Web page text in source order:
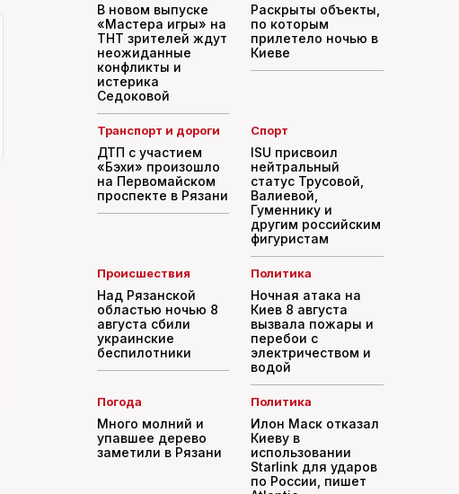
В новом выпуске
«Мастера игры» на
ТНТ зрителей ждут
неожиданные
конфликты и
истерика
Седоковой
Раскрыты объекты,
по которым
прилетело ночью в
Киеве
Транспорт и дороги
ДТП с участием
«Бэхи» произошло
на Первомайском
проспекте в Рязани
Спорт
ISU присвоил
нейтральный
статус Трусовой,
Валиевой,
Гуменнику и
другим российским
фигуристам
Происшествия
Над Рязанской
областью ночью 8
августа сбили
украинские
беспилотники
Политика
Ночная атака на
Киев 8 августа
вызвала пожары и
перебои с
электричеством и
водой
Погода
Много молний и
упавшее дерево
заметили в Рязани
Политика
Илон Маск отказал
Киеву в
использовании
Starlink для ударов
по России, пишет